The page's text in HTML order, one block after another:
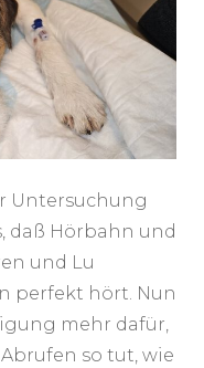
Untersuchung
daß Hörbahn und
und Lu
perfekt hört. Nun
mehr dafür,
so tut, wie